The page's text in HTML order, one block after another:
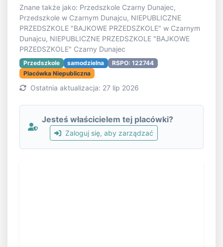
Znane także jako: Przedszkole Czarny Dunajec,
Przedszkole w Czarnym Dunajcu, NIEPUBLICZNE
PRZEDSZKOLE "BAJKOWE PRZEDSZKOLE" w Czarnym
Dunajcu, NIEPUBLICZNE PRZEDSZKOLE "BAJKOWE
PRZEDSZKOLE" Czarny Dunajec
Przedszkole samodzielna
RSPO: 122744
Placówka Niepubliczna
Ostatnia aktualizacja: 27 lip 2026
Jesteś właścicielem tej placówki?
Zaloguj się, aby zarządzać